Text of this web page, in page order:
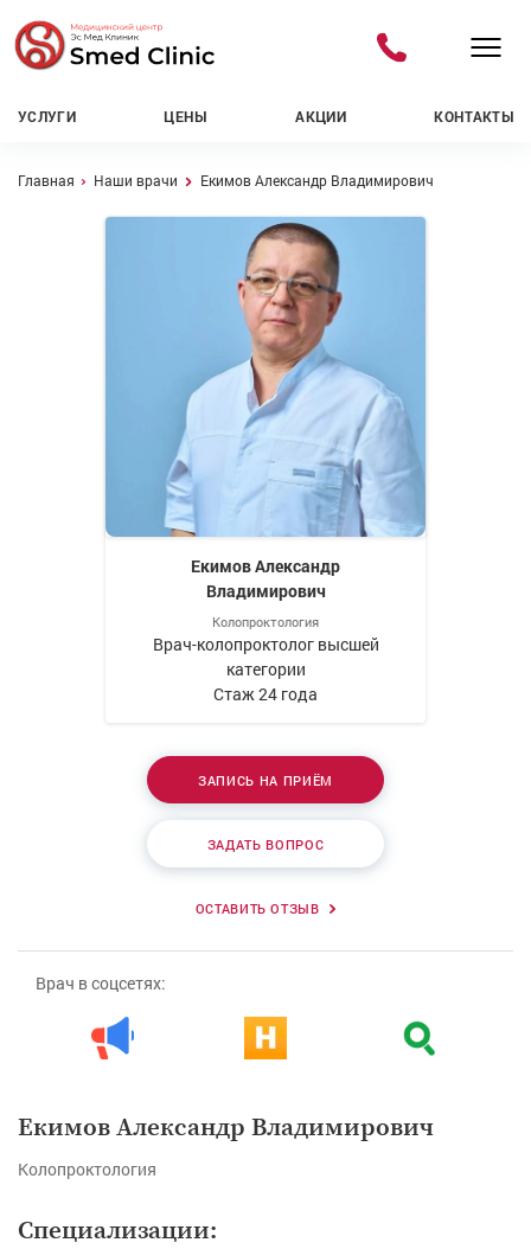
УСЛУГИ ЦЕНЫ АКЦИИ КОНТАКТЫ
Навигационная цепочка
Главная Наши врачи Екимов Александр Владимирович
Екимов Александр
Владимирович
Колопроктология
Врач-колопроктолог высшей
категории
Стаж 24 года
ЗАПИСЬ НА ПРИЁМ
ЗАДАТЬ ВОПРОС
ОСТАВИТЬ ОТЗЫВ
Врач в соцсетях:
Екимов Александр Владимирович
Колопроктология
Специализации: